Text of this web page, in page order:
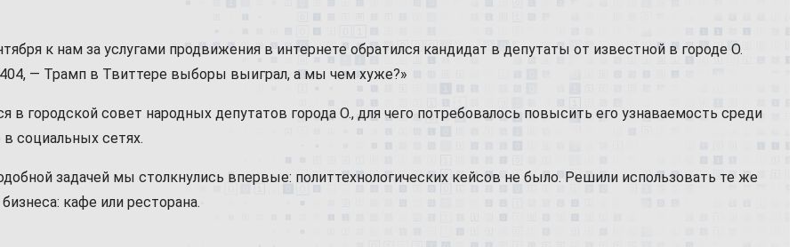
к нам за услугами продвижения в интернете обратился кандидат в депутаты от известной в городе О.
— Трамп в Твиттере выборы выиграл, а мы чем хуже?»
в городской совет народных депутатов города О., для чего потребовалось повысить его узнаваемость среди
социальных сетях.
задачей мы столкнулись впервые: политтехнологических кейсов не было. Решили использовать те же
кафе или ресторана.